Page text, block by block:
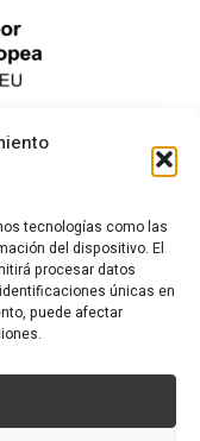
tecnologías como las
del dispositivo. El
procesar datos
únicas en
puede afectar